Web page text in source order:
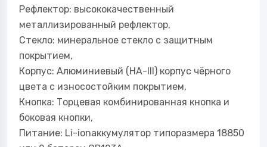
Рефлектор: высококачественный
металлизированный рефлектор,
Стекло: минеральное стекло с защитным
покрытием,
Корпус: Алюминиевый (HA-III) корпус чёрного
цвета с износостойким покрытием,
Кнопка: Торцевая комбинированная кнопка и
боковая кнопки,
Питание: Li-ionаккумулятор типоразмера 18850